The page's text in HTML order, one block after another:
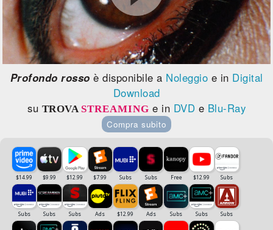
Profondo rosso è disponibile a Noleggio e in Digital
Download
su TROVA STREAMING e in DVD e Blu-Ray
Compra subito